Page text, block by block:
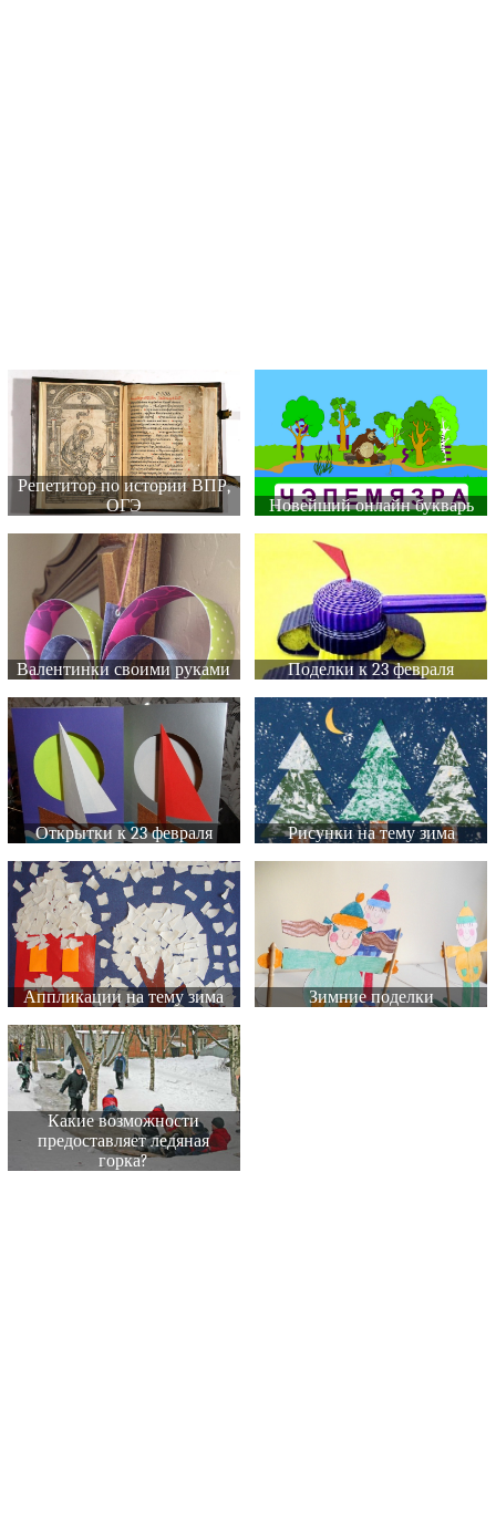
Репетитор по истории ВПР,
ОГЭ
Новейший онлайн букварь
Валентинки своими руками Поделки к 23 февраля
Открытки к 23 февраля Рисунки на тему зима
Аппликации на тему зима Зимние поделки
Какие возможности
предоставляет ледяная
горка?